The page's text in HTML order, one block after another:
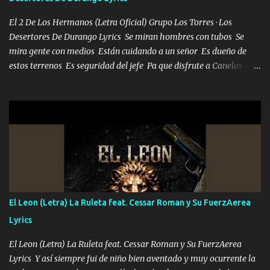
bailar Pero es que tengo un par de conciertos más que llenar Se
mueven solo por el interés P...
El 2 De Los Hermanos (Letra Oficial) Grupo Los Torres · Los
Desertores De Durango Lyrics Se miran hombres con tubos Se
mira gente con medios Están cuidando a un señor Es dueño de
estos terrenos Es seguridad del jefe Pa que disfrute a Canelos Es
ni tampoco las mujeres porque es platica de grandes por eso hay
que estar alegres doy las instrucciones para atender los deberes
Música Si es que salta algún problema de confianza tengo gente
ahí está el Hombre Cuarenta y también Pariente 7 arreglan
cualquier problema no más es cuestión que ordené NOS HACE
FALTA UN HERMANO DE CLAVE ERA EL 24 SIEMPRE FUE UN
HOMBRE VALIENTE POR ALGO M'URIÓ PELEAND0 SIEMPRE
VIO POR LA FAMILIA PARA QUE SIGA EL LEGADO Es el DOS de
los HERMANOS un cerebro inteligente y com...
El Leon (Letra) La Ruleta feat. Cessar Roman y Su FuerzAerea
Lyrics
El Leon (Letra) La Ruleta feat. Cessar Roman y Su FuerzAerea
Lyrics Y así siempre fui de niño bien aventado y muy ocurrente la